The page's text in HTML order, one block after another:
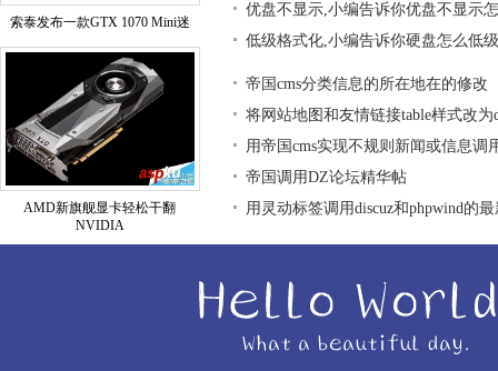
索泰发布一款GTX 1070 Mini迷
AMD新旗舰显卡轻松干翻
NVIDIA
优盘不显示,小编告诉你优盘不显示
低级格式化,小编告诉你硬盘怎么低
帝国cms分类信息的所在地在的修改
将网站地图和友情链接table样式改为
用帝国cms实现不规则新闻或信息调
帝国调用DZ论坛精华帖
用灵动标签调用discuz和phpwind的